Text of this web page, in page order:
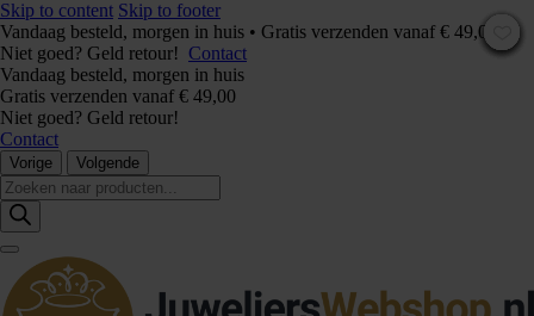
Skip to content Skip to footer
Vandaag besteld, morgen in huis • Gratis verzenden vanaf € 49,00 –
Niet goed? Geld retour! Contact
Vandaag besteld, morgen in huis
Gratis verzenden vanaf € 49,00
Niet goed? Geld retour!
Contact
Vorige Volgende
Producten
zoeken